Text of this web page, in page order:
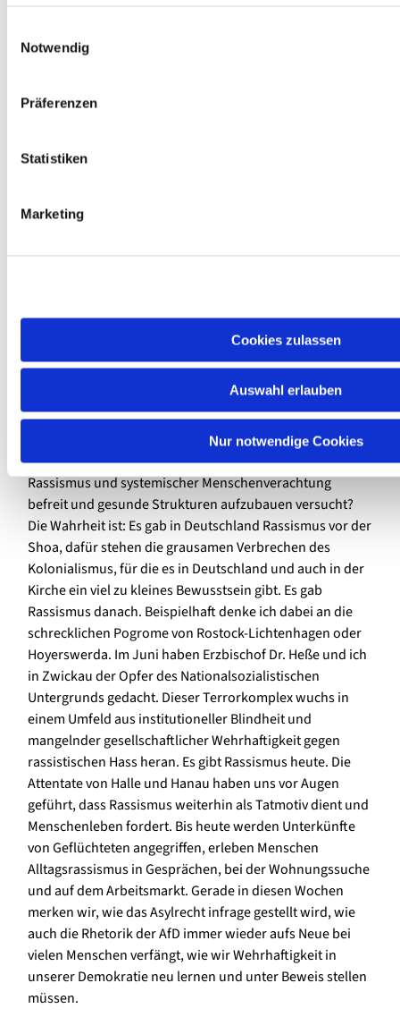
Notwendig
Präferenzen
Statistiken
Marketing
Cookies zulassen
Auswahl erlauben
Nur notwendige Cookies
dem ritualisierten Gedenken entsprechen müssen
Schuldgeschichte, dem Antisemitismus in unserer
unserem Land.
Lernende. Ein Ort wie dieser erinnert uns daran.
5. Wie also erinnern?
Blick dienen. Worauf ist dieser Blick ausgerichtet: auf
unseren eigenen Vorteil als Volk, als Gemeinschaft, als
Einzelne oder wendet er sich den Opfern zu und einer
freiheitlichen Gesellschaft, die sich von Antisemitismus,
Rassismus und systemischer Menschenverachtung
befreit und gesunde Strukturen aufzubauen versucht?
Die Wahrheit ist: Es gab in Deutschland Rassismus vor der
Shoa, dafür stehen die grausamen Verbrechen des
Kolonialismus, für die es in Deutschland und auch in der
Kirche ein viel zu kleines Bewusstsein gibt. Es gab
Rassismus danach. Beispielhaft denke ich dabei an die
schrecklichen Pogrome von Rostock-Lichtenhagen oder
Hoyerswerda. Im Juni haben Erzbischof Dr. Heße und ich
in Zwickau der Opfer des Nationalsozialistischen
Untergrunds gedacht. Dieser Terrorkomplex wuchs in
einem Umfeld aus institutioneller Blindheit und
mangelnder gesellschaftlicher Wehrhaftigkeit gegen
rassistischen Hass heran. Es gibt Rassismus heute. Die
Attentate von Halle und Hanau haben uns vor Augen
geführt, dass Rassismus weiterhin als Tatmotiv dient und
Menschenleben fordert. Bis heute werden Unterkünfte
von Geflüchteten angegriffen, erleben Menschen
Alltagsrassismus in Gesprächen, bei der Wohnungssuche
und auf dem Arbeitsmarkt. Gerade in diesen Wochen
merken wir, wie das Asylrecht infrage gestellt wird, wie
auch die Rhetorik der AfD immer wieder aufs Neue bei
vielen Menschen verfängt, wie wir Wehrhaftigkeit in
unserer Demokratie neu lernen und unter Beweis stellen
müssen.